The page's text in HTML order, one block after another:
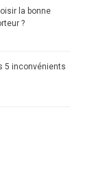
la bonne
?
5 inconvénients